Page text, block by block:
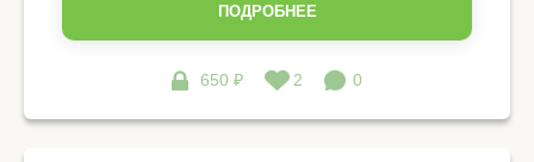
ПОДРОБНЕЕ
650 ₽ 2 0